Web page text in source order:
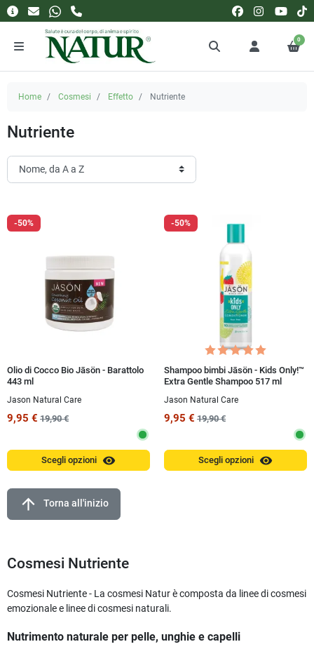
0
Home Cosmesi Effetto Nutriente
Nutriente
-50%
Olio di Cocco Bio Jāsön - Barattolo
443 ml
Jason Natural Care
9,95 € 19,90 €
Scegli opzioni visibility
-50%
Shampoo bimbi Jāsön - Kids Only!™
Extra Gentle Shampoo 517 ml
Jason Natural Care
9,95 € 19,90 €
Scegli opzioni visibility
arrow_upward Torna all'inizio
Cosmesi Nutriente
Cosmesi Nutriente - La cosmesi Natur è composta da linee di cosmesi
emozionale e linee di cosmesi naturali.
Nutrimento naturale per pelle, unghie e capelli